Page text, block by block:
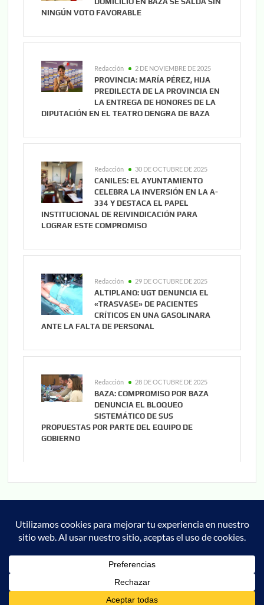
NINGÚN VOTO FAVORABLE
Redacción 2 DE NOVIEMBRE DE 2025
PROVINCIA: MARÍA PÉREZ, HIJA
PREDILECTA DE LA PROVINCIA EN
LA ENTREGA DE HONORES DE LA
DIPUTACIÓN EN EL TEATRO DENGRA DE BAZA
Redacción 30 DE OCTUBRE DE 2025
CANILES: EL AYUNTAMIENTO
CELEBRA LA INVERSIÓN EN LA A-
334 Y DESTACA EL PAPEL
INSTITUCIONAL DE REIVINDICACIÓN PARA
LOGRAR ESTE COMPROMISO
Redacción 29 DE OCTUBRE DE 2025
ALTIPLANO: UGT DENUNCIA EL
«TRASVASE» DE PACIENTES
CRÍTICOS EN UNA GASOLINARA
ANTE LA FALTA DE PERSONAL
Redacción 28 DE OCTUBRE DE 2025
BAZA: COMPROMISO POR BAZA
DENUNCIA EL BLOQUEO
SISTEMÁTICO DE SUS
PROPUESTAS POR PARTE DEL EQUIPO DE
GOBIERNO
Noticias Cultura
Deportes
Cofrade
Granada Actualidad
Política de privacidad